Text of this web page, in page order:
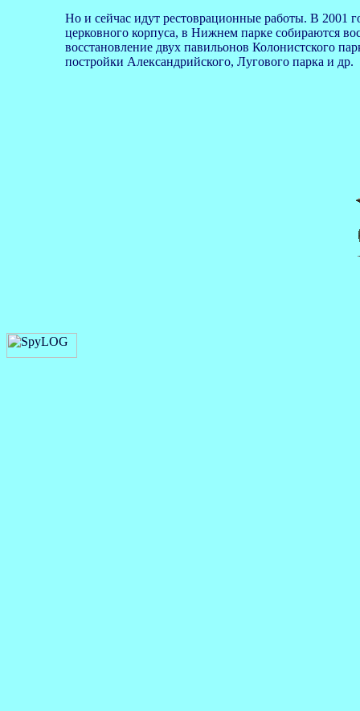
Но и сейчас идут рестоврационные работы. В 2001
церковного корпуса, в Нижнем парке собираются
восстановление двух павильонов Колонистского
постройки Александрийского, Лугового парка и др.